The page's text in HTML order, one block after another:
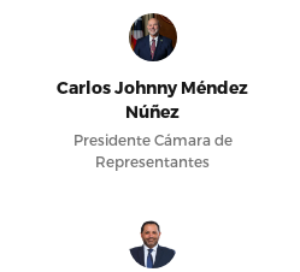
Carlos Johnny Méndez
Núñez
Presidente Cámara de
Representantes